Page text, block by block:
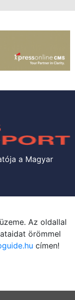
a Magyar
Az oldallal
örömmel
címen!